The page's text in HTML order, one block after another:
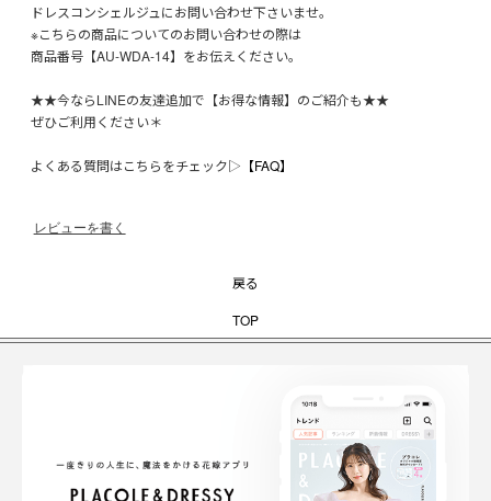
ドレスコンシェルジュにお問い合わせ下さいませ。
※こちらの商品についてのお問い合わせの際は
商品番号【AU-WDA-14】をお伝えください。
★★今ならLINEの友達追加で【お得な情報】のご紹介も★★
ぜひご利用ください＊
よくある質問はこちらをチェック▷ 【FAQ】
レビューを書く
戻る
TOP